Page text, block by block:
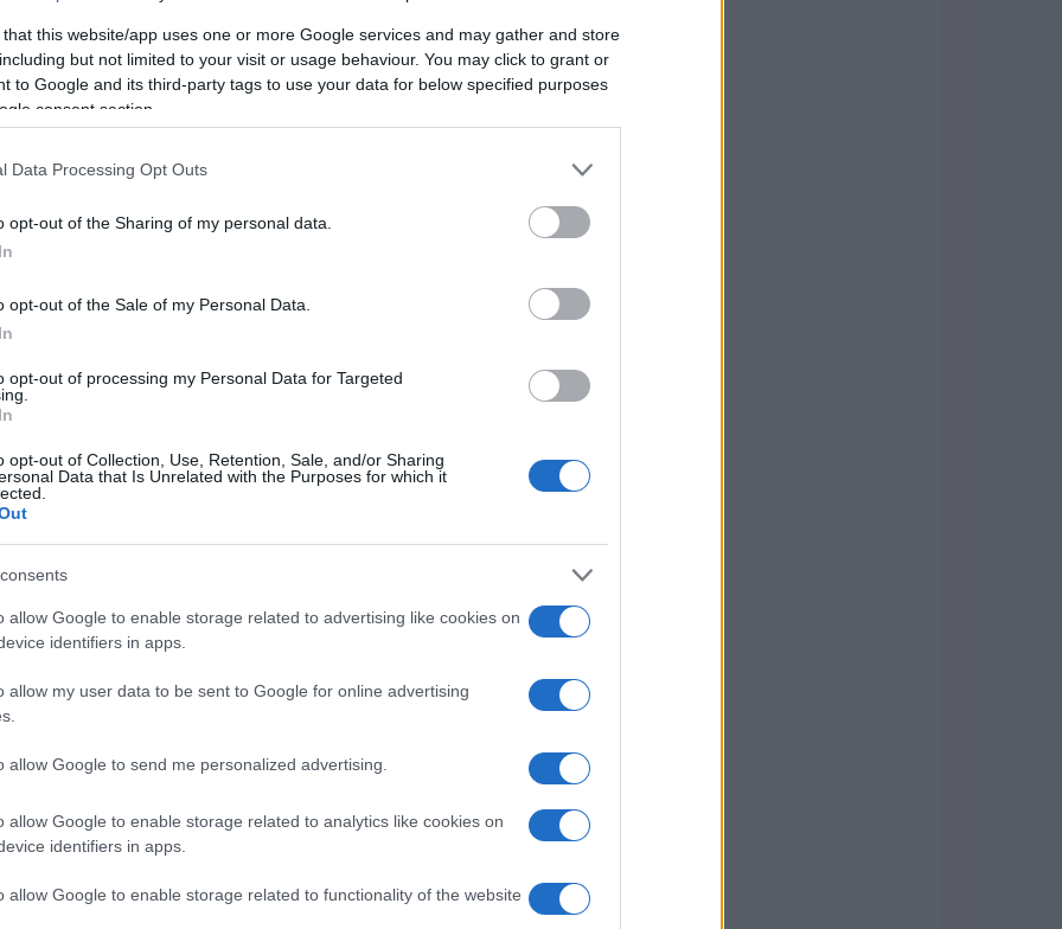
that this website/app uses one or more Google services and may gather and store
but not limited to your visit or usage behaviour. You may click to grant or
to Google and its third-party tags to use your data for below specified purposes
consent section.
Data Processing Opt Outs
opt-out of the Sharing of my personal data.
opt-out of the Sale of my Personal Data.
opt-out of processing my Personal Data for Targeted
opt-out of Collection, Use, Retention, Sale, and/or Sharing
Data that Is Unrelated with the Purposes for which it
allow Google to enable storage related to advertising like cookies on
identifiers in apps.
allow my user data to be sent to Google for online advertising
allow Google to send me personalized advertising.
allow Google to enable storage related to analytics like cookies on
identifiers in apps.
allow Google to enable storage related to functionality of the website
sono disponibili prodotti che promettono
di nutrire e illuminare la pelle. I correttori
attivi che lavorano in sinergia per
visibili anche nel lungo termine.
passando da semplici strumenti di
tendenza è quella di formulazioni che
la pelle contemporaneamente. In
è cruciale scegliere un correttore che non
morbida e luminosa.
pelle
Questi ingredienti non solo camuffano
la texture della pelle nel tempo,
trattamento quotidiano. La leggerezza